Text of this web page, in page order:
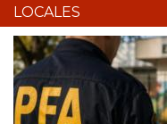
LOCALES